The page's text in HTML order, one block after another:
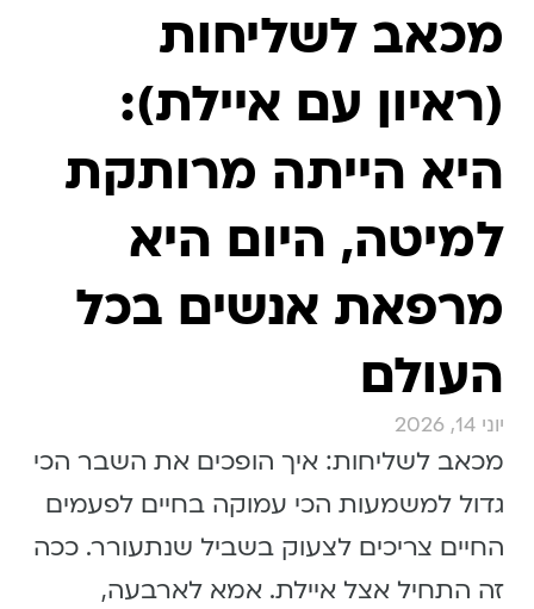
מכאב לשליחות
(ראיון עם איילת):
היא הייתה מרותקת
למיטה, היום היא
מרפאת אנשים בכל
העולם
יוני 14, 2026
מכאב לשליחות: איך הופכים את השבר הכי
גדול למשמעות הכי עמוקה בחיים לפעמים
החיים צריכים לצעוק בשביל שנתעורר. ככה
זה התחיל אצל איילת. אמא לארבעה,